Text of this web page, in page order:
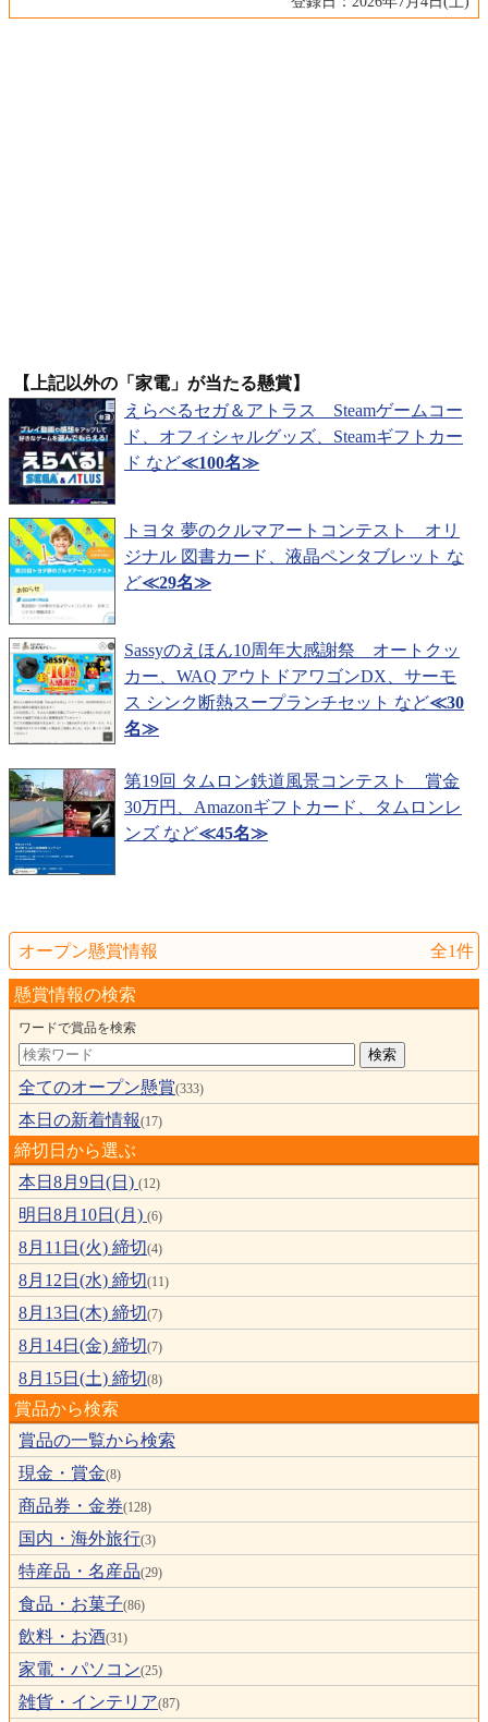
【上記以外の「家電」が当たる懸賞】
えらべるセガ＆アトラス Steamゲームコー
ド、オフィシャルグッズ、Steamギフトカー
ド など≪100名≫
トヨタ 夢のクルマアートコンテスト オリ
ジナル 図書カード、液晶ペンタブレット な
ど≪29名≫
Sassyのえほん10周年大感謝祭 オートクッ
カー、WAQ アウトドアワゴンDX、サーモ
ス シンク断熱スープランチセット など≪30
名≫
第19回 タムロン鉄道風景コンテスト 賞金
30万円、Amazonギフトカード、タムロンレ
ンズ など≪45名≫
オープン懸賞情報 全1件
懸賞情報の検索
ワードで賞品を検索
全てのオープン懸賞(333)
本日の新着情報(17)
締切日から選ぶ
本日8月9日(日) (12)
明日8月10日(月) (6)
8月11日(火) 締切(4)
8月12日(水) 締切(11)
8月13日(木) 締切(7)
8月14日(金) 締切(7)
8月15日(土) 締切(8)
賞品から検索
賞品の一覧から検索
現金・賞金(8)
商品券・金券(128)
国内・海外旅行(3)
特産品・名産品(29)
食品・お菓子(86)
飲料・お酒(31)
家電・パソコン(25)
雑貨・インテリア(87)